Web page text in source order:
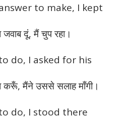
to make, I kept
दूं, मैं चुप रहा।
do, I asked for his
करूँ, मैंने उससे सलाह माँगी।
do, I stood there